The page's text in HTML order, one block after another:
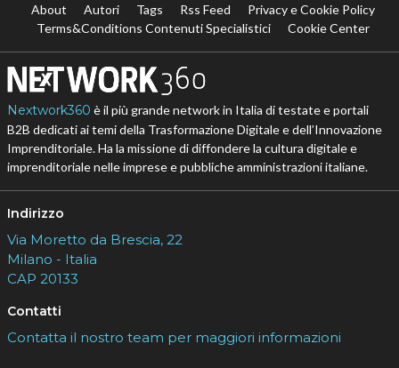
About Autori Tags Rss Feed
Privacy e Cookie Policy
Terms&Conditions Contenuti Specialistici
Cookie Center
Nextwork360 è il più grande network in Italia di testate e portali
B2B dedicati ai temi della Trasformazione Digitale e dell’Innovazione
Imprenditoriale. Ha la missione di diffondere la cultura digitale e
imprenditoriale nelle imprese e pubbliche amministrazioni italiane.
Indirizzo
Via Moretto da Brescia, 22
Milano - Italia
CAP 20133
Contatti
Contatta il nostro team per maggiori informazioni